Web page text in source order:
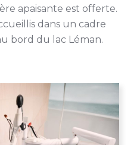
apaisante est offerte.
dans un cadre
bord du lac Léman.